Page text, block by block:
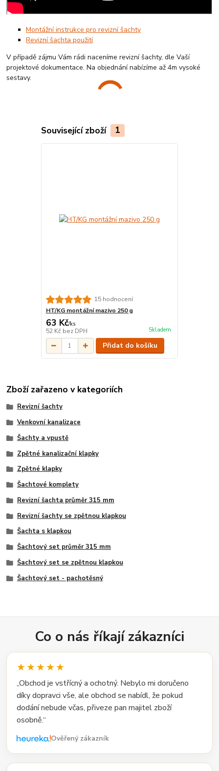
Montážní instrukce pro revizní šachty
Revizní šachta použití
V případě zájmu Vám rádi naceníme revizní šachty, dle Vaší
projektové dokumentace. Na objednání nabízíme až 4m vysoké
sestavy.
Související zboží 1
15 hodnocení
HT/KG montážní mazivo 250 g
63 Kč/ks
52 Kč bez DPH Skladem
Přidat do košíku
Zboží zařazeno v kategoriích
Revizní šachty
Venkovní kanalizace
Šachty a vpustě
Zpětné kanalizační klapky
Zpětné klapky
Šachtové komplety
Revizní šachta průměr 315 mm
Revizní šachty se zpětnou klapkou
Šachta s klapkou
Šachtový set průměr 315 mm
Šachtový set se zpětnou klapkou
Šachtový set - pachotěsný
Co o nás říkají zákazníci
★★★★★
„Obchod je vstřícný a ochotný. Nebylo mi doručeno
díky dopravci vše, ale obchod se nabídl, že pokud
dodání nebude včas, přiveze pan majitel zboží
osobně.“
Ověřený zákazník